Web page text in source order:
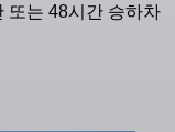
또는 48시간 승하차